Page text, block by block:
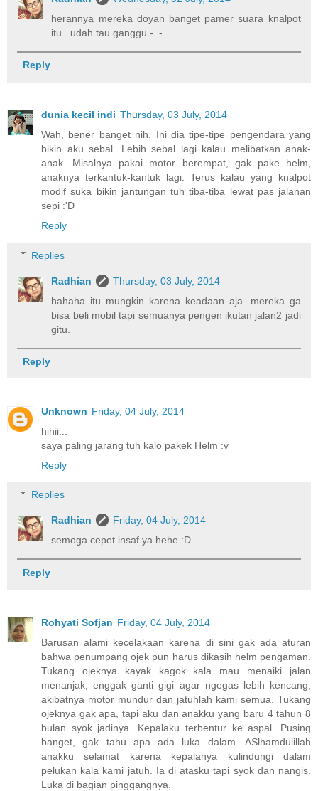
herannya mereka doyan banget pamer suara knalpot
itu.. udah tau ganggu -_-
Reply
dunia kecil indi Thursday, 03 July, 2014
Wah, bener banget nih. Ini dia tipe-tipe pengendara yang
bikin aku sebal. Lebih sebal lagi kalau melibatkan anak-
anak. Misalnya pakai motor berempat, gak pake helm,
anaknya terkantuk-kantuk lagi. Terus kalau yang knalpot
modif suka bikin jantungan tuh tiba-tiba lewat pas jalanan
sepi :'D
Reply
Replies
Radhian
Thursday, 03 July, 2014
hahaha itu mungkin karena keadaan aja. mereka ga
bisa beli mobil tapi semuanya pengen ikutan jalan2 jadi
gitu.
Reply
Unknown Friday, 04 July, 2014
hihii...
saya paling jarang tuh kalo pakek Helm :v
Reply
Replies
Radhian
Friday, 04 July, 2014
semoga cepet insaf ya hehe :D
Reply
Rohyati Sofjan Friday, 04 July, 2014
Barusan alami kecelakaan karena di sini gak ada aturan
bahwa penumpang ojek pun harus dikasih helm pengaman.
Tukang ojeknya kayak kagok kala mau menaiki jalan
menanjak, enggak ganti gigi agar ngegas lebih kencang,
akibatnya motor mundur dan jatuhlah kami semua. Tukang
ojeknya gak apa, tapi aku dan anakku yang baru 4 tahun 8
bulan syok jadinya. Kepalaku terbentur ke aspal. Pusing
banget, gak tahu apa ada luka dalam. ASlhamdulillah
anakku selamat karena kepalanya kulindungi dalam
pelukan kala kami jatuh. Ia di atasku tapi syok dan nangis.
Luka di bagian pinggangnya.